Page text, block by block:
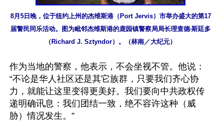
8月5日晚，位于纽约上州的杰维斯港（Port Jervis）市举办盛大的第17
届警民同乐活动。图为毗邻杰维斯港的鹿园镇警察局局长理查德‧斯廷多
（Richard J. Sztyndor）。（林南／大纪元）
作为当地的警察，他表示，不会坐视不管。他说：
“不论是华人社区还是其它族群，只要我们齐心协
力，就能让这里变得更美好。我们要向中共政权传
递明确讯息：我们团结一致，绝不容许这种（威
胁）情况发生。”